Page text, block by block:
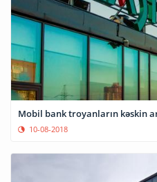
Mobil bank troyanların kəskin
10-08-2018